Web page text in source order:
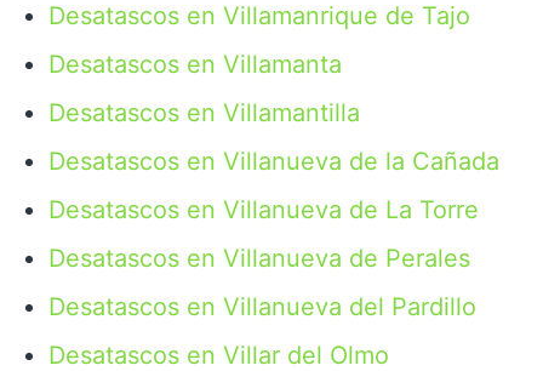
Desatascos en Villamanrique de Tajo
Desatascos en Villamanta
Desatascos en Villamantilla
Desatascos en Villanueva de la Cañada
Desatascos en Villanueva de La Torre
Desatascos en Villanueva de Perales
Desatascos en Villanueva del Pardillo
Desatascos en Villar del Olmo